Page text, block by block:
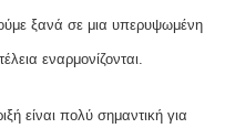
ξανά σε μια υπερυψωμένη
εναρμονίζονται.
είναι πολύ σημαντική για